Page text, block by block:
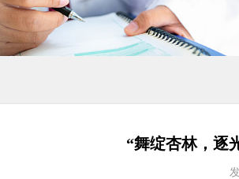
“舞绽杏林，逐